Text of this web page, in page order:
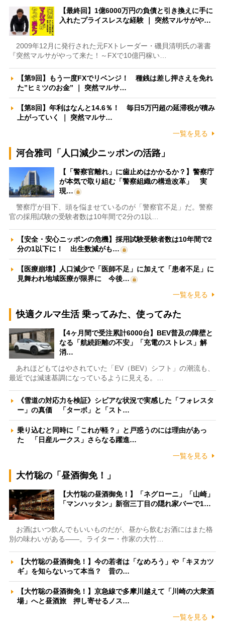
【最終回】1億6000万円の負債と引き換えに手に
入れたプライスレスな経験 ｜ 突然マルサがや…
2009年12月に発行された元FXトレーダー・磯貝清明氏の著書
『突然マルサがやって来た！～FXで10億円稼い…
【第9回】もう一度FXでリベンジ！ 種銭は差し押さえを免れ
た”ヒミツのお金” ｜ 突然マルサ…
【第8回】年利はなんと14.6％！ 毎日5万円超の延滞税が積み
上がっていく ｜ 突然マルサ…
一覧を見る
河合雅司「人口減少ニッポンの活路」
【「警察官離れ」に歯止めはかかるか？】警察庁
が本気で取り組む「警察組織の構造改革」 実
現…
警察庁が目下、頭を悩ませているのが「警察官不足」だ。警察
官の採用試験の受験者数は10年間で2分の1以…
【安全・安心ニッポンの危機】採用試験受験者数は10年間で2
分の1以下に！ 出生数減がも…
【医療崩壊】人口減少で「医師不足」に加えて「患者不足」に
見舞われ地域医療が限界に 今後…
一覧を見る
快適クルマ生活 乗ってみた、使ってみた
【4ヶ月間で受注累計6000台】BEV普及の障壁と
なる「航続距離の不安」「充電のストレス」解
消…
あれほどもてはやされていた「EV（BEV）シフト」の潮流も、
最近では減速基調になっているように見える。…
《雪道の対応力を検証》シビアな状況で実感した「フォレスタ
ー」の真価 「ターボ」と「スト…
乗り込むと同時に「これが軽？」と戸惑うのには理由があっ
た 「日産ルークス」さらなる躍進…
一覧を見る
大竹聡の「昼酒御免！」
【大竹聡の昼酒御免！】「ネグローニ」「山崎」
「マンハッタン」新宿三丁目の隠れ家バーで1…
お酒はいつ飲んでもいいものだが、昼から飲むお酒にはまた格
別の味わいがある――。ライター・作家の大竹…
【大竹聡の昼酒御免！】今の若者は「なめろう」や「キヌカツ
ギ」を知らないって本当？ 昔の…
【大竹聡の昼酒御免！】京急線で多摩川越えて「川崎の大衆酒
場」へと昼酒旅 押し寄せるノス…
一覧を見る